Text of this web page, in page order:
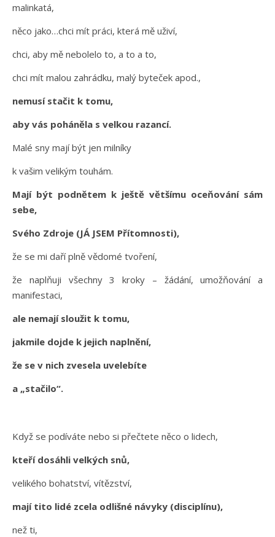
malinkatá,
něco jako…chci mít práci, která mě uživí,
chci, aby mě nebolelo to, a to a to,
chci mít malou zahrádku, malý byteček apod.,
nemusí stačit k tomu,
aby vás poháněla s velkou razancí.
Malé sny mají být jen milníky
k vašim velikým touhám.
Mají být podnětem k ještě většímu oceňování sám
sebe,
Svého Zdroje (JÁ JSEM Přítomnosti),
že se mi daří plně vědomé tvoření,
že naplňuji všechny 3 kroky – žádání, umožňování a
manifestaci,
ale nemají sloužit k tomu,
jakmile dojde k jejich naplnění,
že se v nich zvesela uvelebíte
a „stačilo“.
Když se podíváte nebo si přečtete něco o lidech,
kteří dosáhli velkých snů,
velikého bohatství, vítězství,
mají tito lidé zcela odlišné návyky (disciplínu),
než ti,